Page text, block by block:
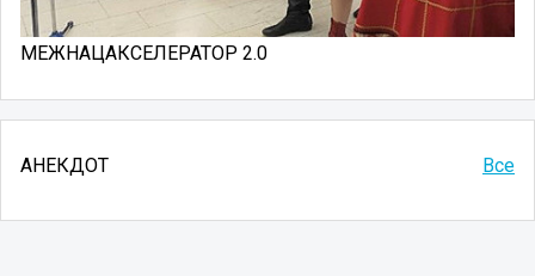
МЕЖНАЦАКСЕЛЕРАТОР 2.0
АНЕКДОТ Все